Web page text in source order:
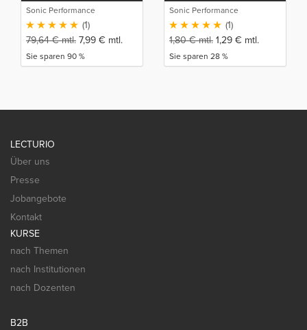
Sonic Performance
(1)
79,64€mtl. 7,99 € mtl.
Sie sparen 90 %
Sonic Performance
(1)
1,80€mtl. 1,29 € mtl.
Sie sparen 28 %
LECTURIO
Über uns
Presse
Jobangebote
Kontakt
KURSE
nach Themen
nach Institutionen
nach Dozenten
B2B